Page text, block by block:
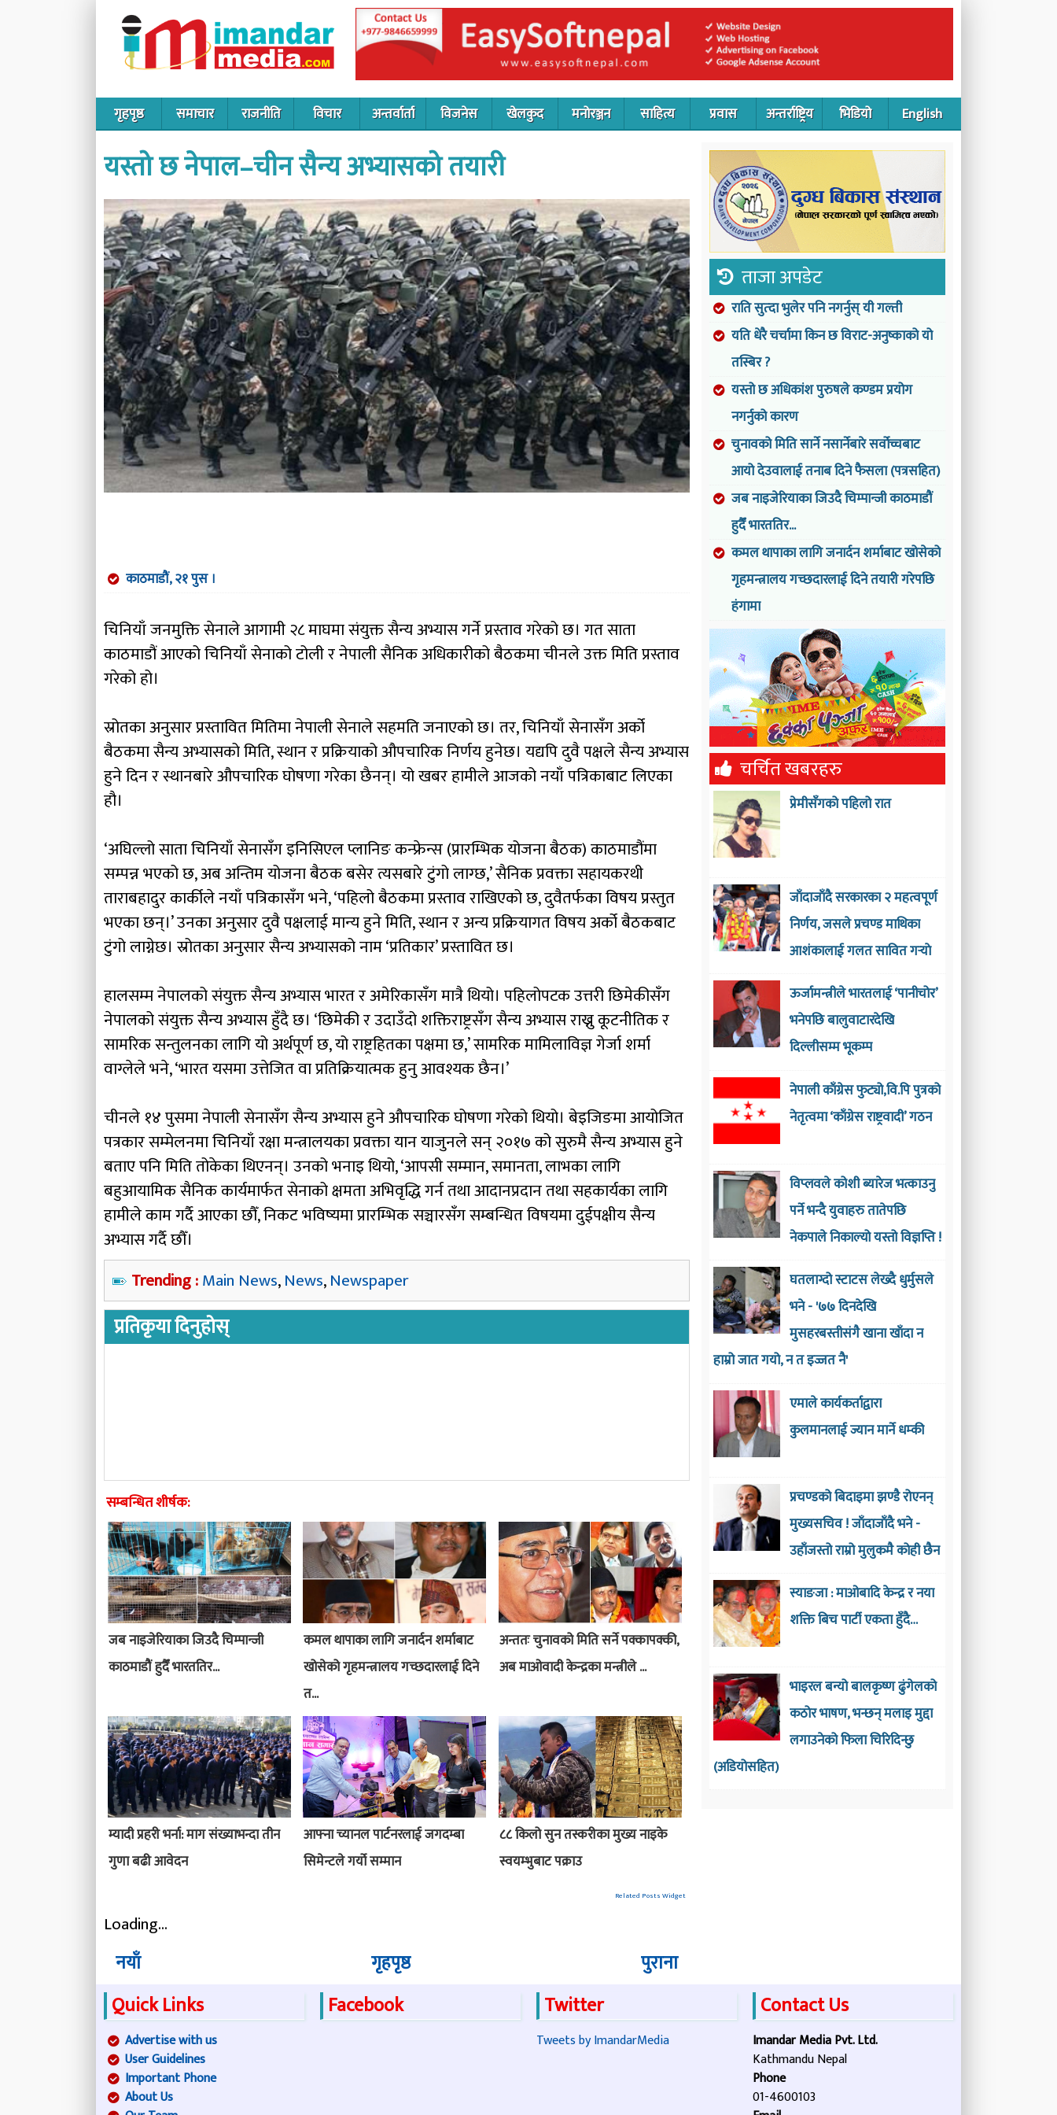
गृहपृष्ठ समाचार राजनीति विचार अन्तर्वार्ता विजनेस खेलकुद मनोरञ्जन साहित्य प्रवास अन्तर्राष्ट्रिय भिडियो English
यस्तो छ नेपाल–चीन सैन्य अभ्यासको तयारी
काठमाडौं, २१ पुस ।
चिनियाँ जनमुक्ति सेनाले आगामी २८ माघमा संयुक्त सैन्य अभ्यास गर्ने प्रस्ताव गरेको छ। गत साता
काठमाडौं आएको चिनियाँ सेनाको टोली र नेपाली सैनिक अधिकारीको बैठकमा चीनले उक्त मिति प्रस्ताव
गरेको हो।
स्रोतका अनुसार प्रस्तावित मितिमा नेपाली सेनाले सहमति जनाएको छ। तर, चिनियाँ सेनासँग अर्को
बैठकमा सैन्य अभ्यासको मिति, स्थान र प्रक्रियाको औपचारिक निर्णय हुनेछ। यद्यपि दुवै पक्षले सैन्य अभ्यास
हुने दिन र स्थानबारे औपचारिक घोषणा गरेका छैनन्। यो खबर हामीले आजको नयाँ पत्रिकाबाट लिएका
हौ।
‘अघिल्लो साता चिनियाँ सेनासँग इनिसिएल प्लानिङ कन्फ्रेन्स (प्रारम्भिक योजना बैठक) काठमाडौंमा
सम्पन्न भएको छ, अब अन्तिम योजना बैठक बसेर त्यसबारे टुंगो लाग्छ,’ सैनिक प्रवक्ता सहायकरथी
ताराबहादुर कार्कीले नयाँ पत्रिकासँग भने, ‘पहिलो बैठकमा प्रस्ताव राखिएको छ, दुवैतर्फका विषय प्रस्तुत
भएका छन्।’ उनका अनुसार दुवै पक्षलाई मान्य हुने मिति, स्थान र अन्य प्रक्रियागत विषय अर्को बैठकबाट
टुंगो लाग्नेछ। स्रोतका अनुसार सैन्य अभ्यासको नाम ‘प्रतिकार’ प्रस्तावित छ।
हालसम्म नेपालको संयुक्त सैन्य अभ्यास भारत र अमेरिकासँग मात्रै थियो। पहिलोपटक उत्तरी छिमेकीसँग
नेपालको संयुक्त सैन्य अभ्यास हुँदै छ। ‘छिमेकी र उदाउँदो शक्तिराष्ट्रसँग सैन्य अभ्यास राख्नु कूटनीतिक र
सामरिक सन्तुलनका लागि यो अर्थपूर्ण छ, यो राष्ट्रहितका पक्षमा छ,’ सामरिक मामिलाविज्ञ गेर्जा शर्मा
वाग्लेले भने, ‘भारत यसमा उत्तेजित वा प्रतिक्रियात्मक हुनु आवश्यक छैन।’
चीनले १४ पुसमा नेपाली सेनासँग सैन्य अभ्यास हुने औपचारिक घोषणा गरेको थियो। बेइजिङमा आयोजित
पत्रकार सम्मेलनमा चिनियाँ रक्षा मन्त्रालयका प्रवक्ता यान याजुनले सन् २०१७ को सुरुमै सैन्य अभ्यास हुने
बताए पनि मिति तोकेका थिएनन्। उनको भनाइ थियो, ‘आपसी सम्मान, समानता, लाभका लागि
बहुआयामिक सैनिक कार्यमार्फत सेनाको क्षमता अभिवृद्धि गर्न तथा आदानप्रदान तथा सहकार्यका लागि
हामीले काम गर्दै आएका छौँ, निकट भविष्यमा प्रारम्भिक सञ्चारसँग सम्बन्धित विषयमा दुईपक्षीय सैन्य
अभ्यास गर्दै छौँ।
Trending :Main News,News,Newspaper
प्रतिकृया दिनुहोस्
सम्बन्धित शीर्षक:
जब नाइजेरियाका जिउदै चिम्पान्जी
काठमाडौं हुदैँ भारततिर...
कमल थापाका लागि जनार्दन शर्माबाट
खोसेको गृहमन्त्रालय गच्छदारलाई दिने
त...
अन्ततः चुनावको मिति सर्ने पक्कापक्की,
अब माओवादी केन्द्रका मन्त्रीले ...
म्यादी प्रहरी भर्ना: माग संख्याभन्दा तीन
गुणा बढी आवेदन
आफ्ना च्यानल पार्टनरलाई जगदम्बा
सिमेन्टले गर्यो सम्मान
८८ किलो सुन तस्करीका मुख्य नाइके
स्वयम्भुबाट पक्राउ
Related Posts Widget
Loading...
नयाँ पुराना
गृहपृष्ठ
ताजा अपडेट
राति सुत्दा भुलेर पनि नगर्नुस् यी गल्ती
यति धेरै चर्चामा किन छ विराट-अनुष्काको यो
तस्बिर ?
यस्तो छ अधिकांश पुरुषले कण्डम प्रयोग
नगर्नुको कारण
चुनावको मिति सार्ने नसार्नेबारे सर्वोच्चबाट
आयो देउवालाई तनाब दिने फैसला (पत्रसहित)
जब नाइजेरियाका जिउदै चिम्पान्जी काठमाडौं
हुदैँ भारततिर...
कमल थापाका लागि जनार्दन शर्माबाट खोसेको
गृहमन्त्रालय गच्छदारलाई दिने तयारी गरेपछि
हंगामा
चर्चित खबरहरु
प्रेमीसँगको पहिलो रात
जाँदाजाँदै सरकारका २ महत्वपूर्ण
निर्णय, जसले प्रचण्ड माथिका
आशंकालाई गलत सावित गर्‍याे
ऊर्जामन्त्रीले भारतलाई ‘पानीचोर’
भनेपछि बालुवाटारदेखि
दिल्लीसम्म भूकम्प
नेपाली काँग्रेस फुट्यो,वि.पि पुत्रको
नेतृत्वमा ‘काँग्रेस राष्ट्रवादी’ गठन
विप्लवले कोशी ब्यारेज भत्काउनु
पर्ने भन्दै युवाहरु तातेपछि
नेकपाले निकाल्यो यस्तो विज्ञप्ति !
घतलाग्दो स्टाटस लेख्दै धुर्मुसले
भने - '७७ दिनदेखि
मुसहरबस्तीसंगै खाना खाँदा न
हाम्रो जात गयो, न त इज्जत नै'
एमाले कार्यकर्ताद्वारा
कुलमानलाई ज्यान मार्ने धम्की
प्रचण्डको बिदाइमा झण्डै रोएनन्
मुख्यसचिव ! जाँदाजाँदै भने -
उहाँजस्तो राम्रो मुलुकमै कोही छैन
स्याङजा : माओबादि केन्द्र र नया
शक्ति बिच पार्टी एकता हुँदै…
भाइरल बन्यो बालकृष्ण ढुंगेलको
कठोर भाषण, भन्छन् मलाइ मुद्दा
लगाउनेको फिला चिरिदिन्छु
(अडियोसहित)
Quick Links
Advertise with us
User Guidelines
Important Phone
About Us
Facebook Twitter
Tweets by ImandarMedia
Contact Us
Imandar Media Pvt. Ltd.
Kathmandu Nepal
Phone
01-4600103